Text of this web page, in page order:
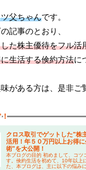
父ちゃんです。
記事のとおり、
た株主優待をフル活
生活する倹約方法に
がある方は、是非ご
！
クロス取引でゲットした"株
活用！年５０万円以上お得
術"を大公開！
本ブログの目的 初めまして、コツ
す。倹約生活を初めて、10年以上
た、本ブログは、主に以下の悩み